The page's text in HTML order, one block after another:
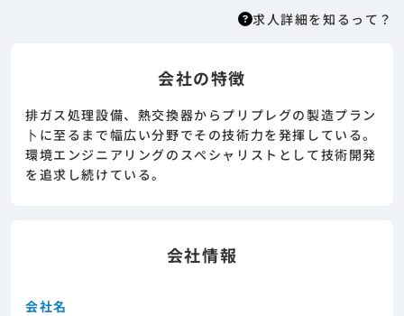
求人詳細を知るって？
求人詳細を知るって？
人紹介サービスのため、 応募に際してはまずエ
ージェントとの面談が必要になります。そのた
めまずは求人への興味有無を面談等で確認致し
ます。その後正式な求人応募へと進んでいただ
会社の特徴
排ガス処理設備、熱交換器からプリプレグの製造プラン
卜に至るまで幅広い分野でその技術力を発揮している。
環境エンジニアリングのスぺシャリストとして技術開発
を追求し続けている。
会社情報
会社名